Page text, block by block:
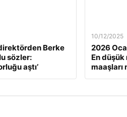
Berke
sözler:
aştı’
10/12/2025
2026
En
maaşları